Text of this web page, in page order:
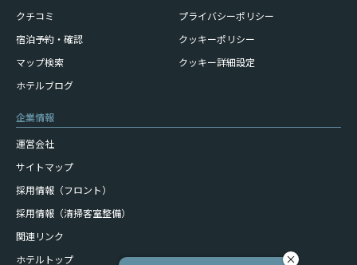
クチコミ
宿泊予約・確認
マップ検索
ホテルブログ
プライバシーポリシー
クッキーポリシー
クッキー詳細設定
企業情報
運営会社
サイトマップ
採用情報（フロント）
採用情報（清掃客室整備）
関連リンク
ホテルトップ